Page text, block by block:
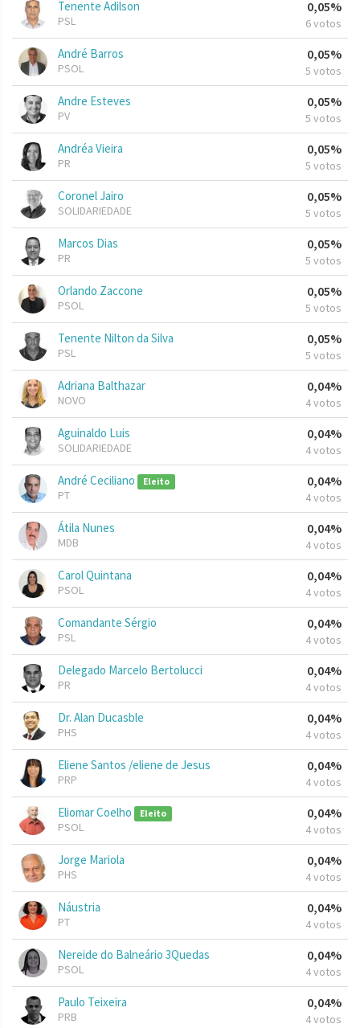
Tenente Adilson
PSL
0,05%
6 votos
André Barros
PSOL
0,05%
5 votos
Andre Esteves
PV
0,05%
5 votos
Andréa Vieira
PR
0,05%
5 votos
Coronel Jairo
SOLIDARIEDADE
0,05%
5 votos
Marcos Dias
PR
0,05%
5 votos
Orlando Zaccone
PSOL
0,05%
5 votos
Tenente Nilton da Silva
PSL
0,05%
5 votos
Adriana Balthazar
NOVO
0,04%
4 votos
Aguinaldo Luis
SOLIDARIEDADE
0,04%
4 votos
André Ceciliano Eleito
PT
0,04%
4 votos
Átila Nunes
MDB
0,04%
4 votos
Carol Quintana
PSOL
0,04%
4 votos
Comandante Sérgio
PSL
0,04%
4 votos
Delegado Marcelo Bertolucci
PR
0,04%
4 votos
Dr. Alan Ducasble
PHS
0,04%
4 votos
Eliene Santos /eliene de Jesus
PRP
0,04%
4 votos
Eliomar Coelho Eleito
PSOL
0,04%
4 votos
Jorge Mariola
PHS
0,04%
4 votos
Náustria
PT
0,04%
4 votos
Nereide do Balneário 3Quedas
PSOL
0,04%
4 votos
Paulo Teixeira
PRB
0,04%
4 votos